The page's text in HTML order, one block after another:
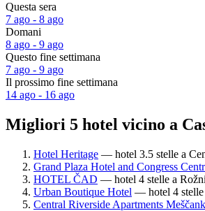
Questa sera
7 ago - 8 ago
Domani
8 ago - 9 ago
Questo fine settimana
7 ago - 9 ago
Il prossimo fine settimana
14 ago - 16 ago
Migliori 5 hotel vicino a
Hotel Heritage — hotel 3.5 stelle a
Grand Plaza Hotel and Congress
HOTEL ČAD — hotel 4 stelle a
Urban Boutique Hotel — hotel 4 stelle
Central Riverside Apartments